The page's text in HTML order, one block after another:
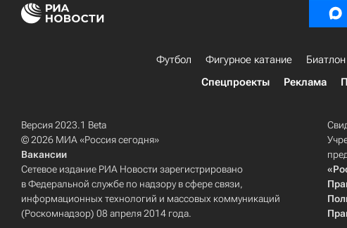
Футбол Фигурное катание Биатлон
Спецпроекты
Реклама
Версия 2023.1 Beta
© 2026 МИА «Россия сегодня»
Вакансии
Сетевое издание РИА Новости зарегистрировано
в Федеральной службе по надзору в сфере связи,
информационных технологий и массовых коммуникаций
(Роскомнадзор) 08 апреля 2014 года.